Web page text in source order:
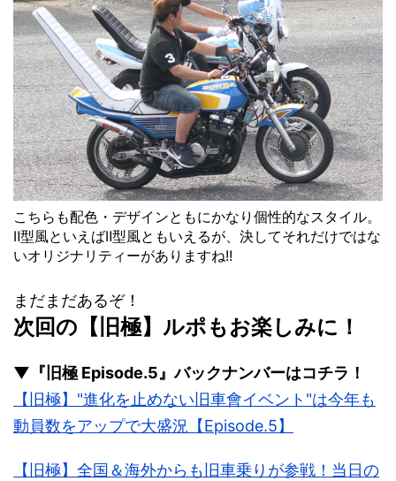
こちらも配色・デザインともにかなり個性的なスタイル。
Ⅱ型風といえばⅡ型風ともいえるが、決してそれだけではな
いオリジナリティーがありますね!!
まだまだあるぞ！
次回の【旧極】ルポもお楽しみに！
▼『旧極 Episode.5』バックナンバーはコチラ！
【旧極】"進化を止めない旧車會イベント"は今年も
動員数をアップで大盛況【Episode.5】
【旧極】全国＆海外からも旧車乗りが参戦！当日の